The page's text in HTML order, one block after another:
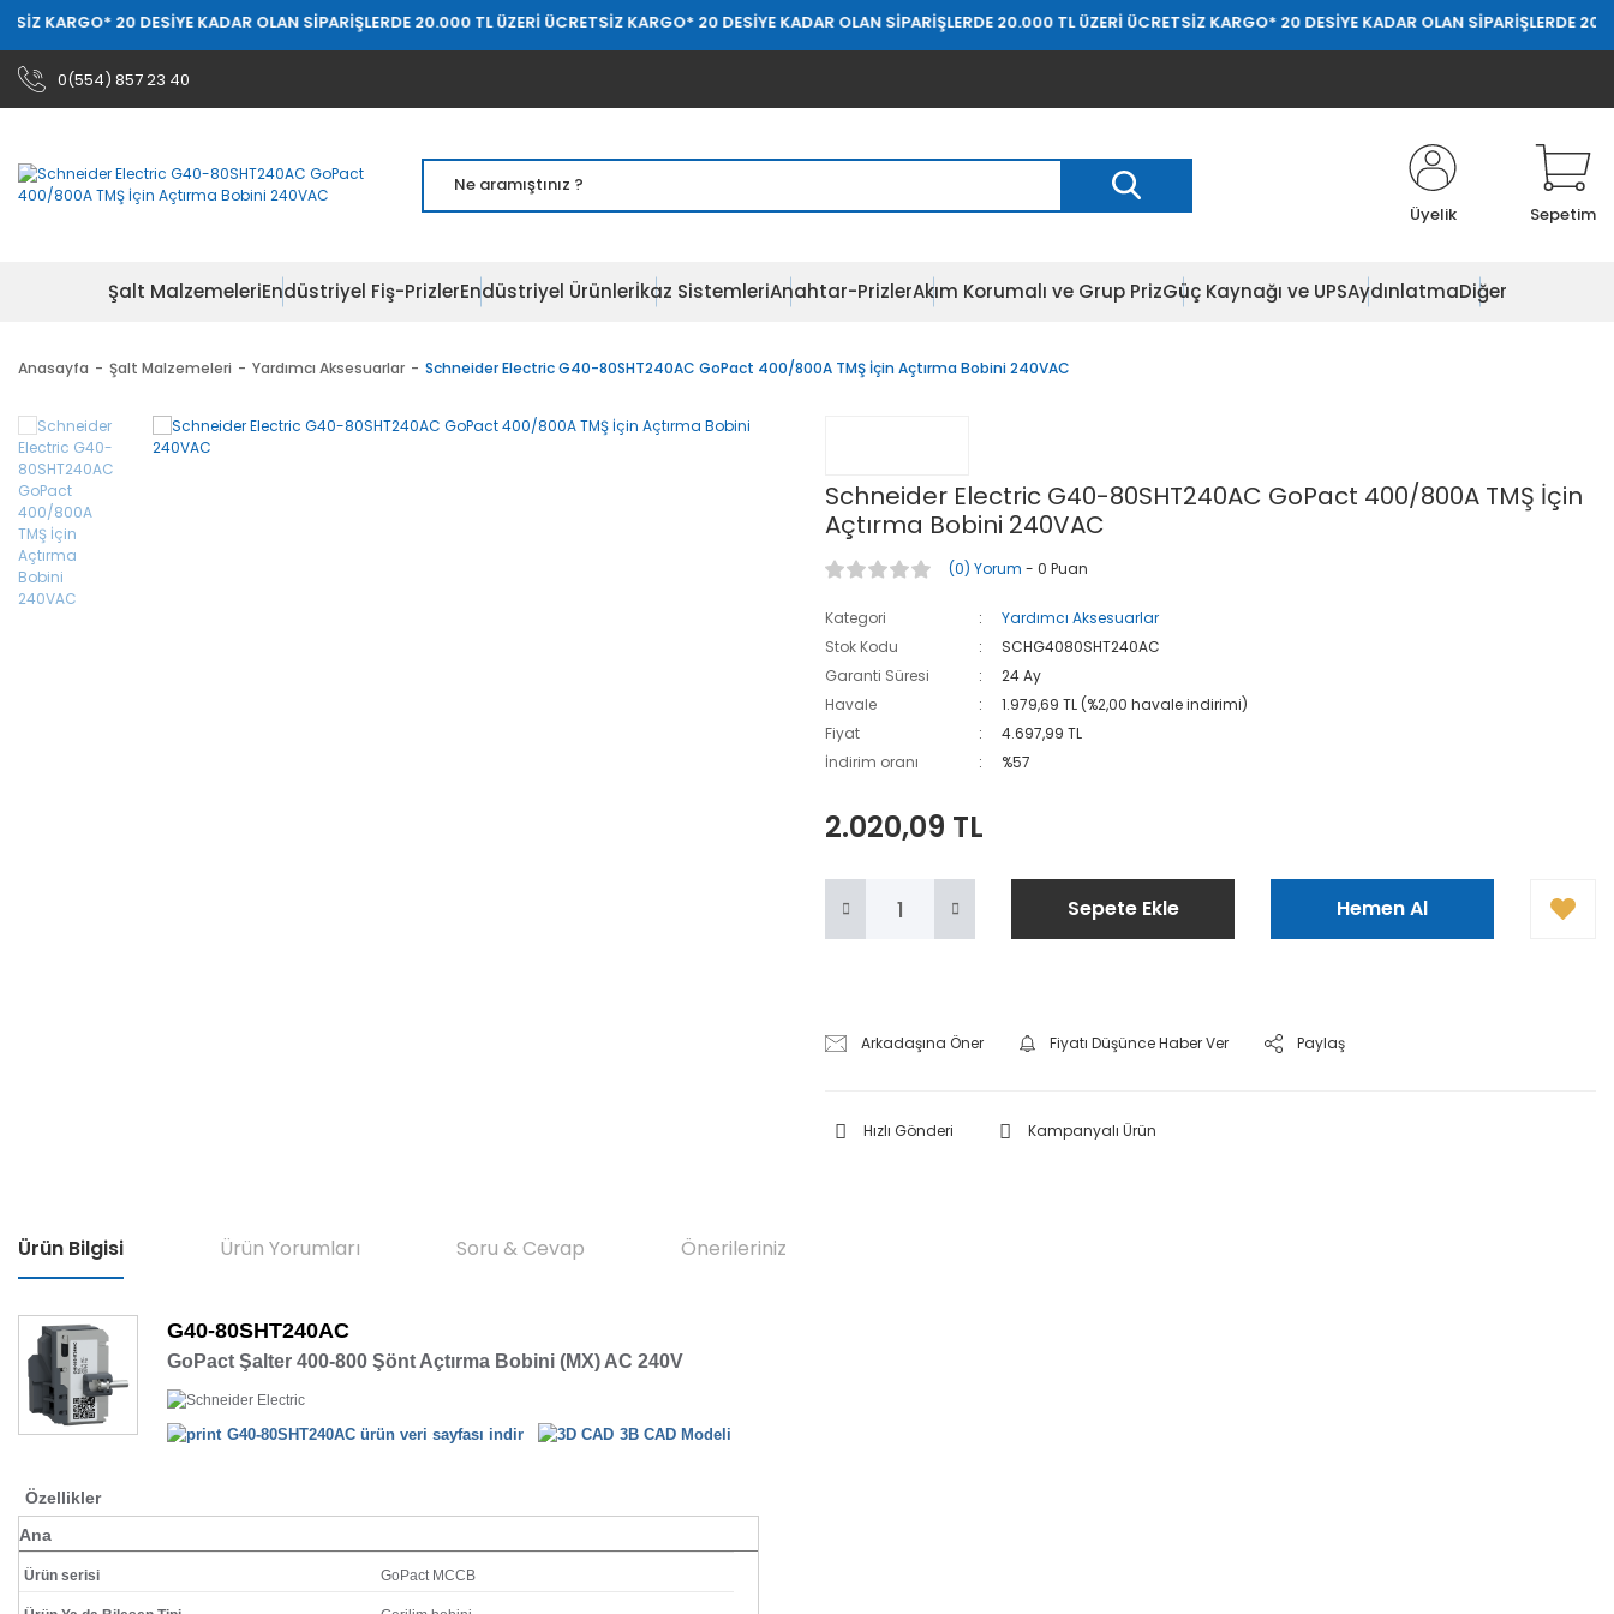
* 20 DESİYE KADAR OLAN SİPARİŞLERDE 20.000 TL ÜZERİ ÜCRETSİZ KARGO* 20 DESİYE KADAR OLAN SİPARİŞLERDE 20.000 TL ÜZERİ ÜCRETSİZ KARGO* 20 DESİYE KADAR OLAN SİPARİŞLERDE 20.000 TL ÜZERİ
0(554) 857 23 40
Üyelik Sepetim
Şalt MalzemeleriEndüstriyel Fiş-PrizlerEndüstriyel Ürünlerİkaz SistemleriAnahtar-PrizlerAkım Korumalı ve Grup PrizGüç Kaynağı ve UPSAydınlatmaDiğer
Anasayfa Şalt Malzemeleri Yardımcı Aksesuarlar Schneider Electric G40-80SHT240AC GoPact 400/800A TMŞ İçin Açtırma Bobini 240VAC
Schneider Electric G40-80SHT240AC GoPact 400/800A TMŞ İçin
Açtırma Bobini 240VAC
(0) Yorum - 0 Puan
Kategori
Yardımcı Aksesuarlar
Stok Kodu
SCHG4080SHT240AC
Garanti Süresi
24 Ay
Havale
1.979,69 TL (%2,00 havale indirimi)
Fiyat
4.697,99 TL
İndirim oranı
%57
2.020,09 TL
Sepete Ekle Hemen Al
Arkadaşına Öner Fiyatı Düşünce Haber Ver Paylaş
Hızlı Gönderi Kampanyalı Ürün
Ürün Bilgisi Ürün Yorumları Soru & Cevap Önerileriniz
G40-80SHT240AC
GoPact Şalter 400-800 Şönt Açtırma Bobini (MX) AC 240V
G40-80SHT240AC ürün veri sayfası indir 3B CAD Modeli
Özellikler
Ana
Ürün serisi GoPact MCCB